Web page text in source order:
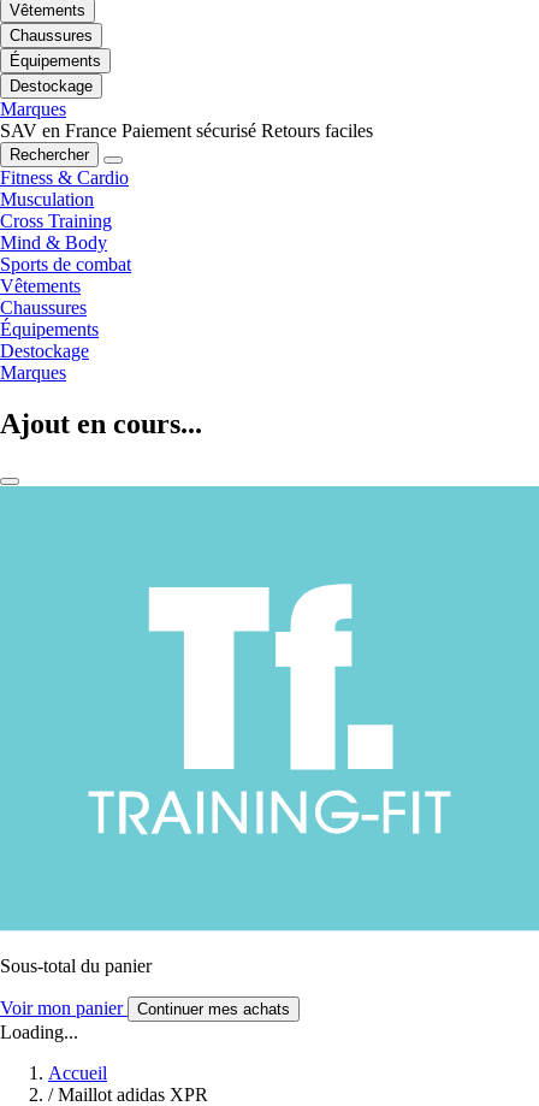
Vêtements
Chaussures
Équipements
Destockage
Marques
SAV en France Paiement sécurisé Retours faciles
Rechercher
Fitness & Cardio
Musculation
Cross Training
Mind & Body
Sports de combat
Vêtements
Chaussures
Équipements
Destockage
Marques
Ajout en cours...
Sous-total du panier
Voir mon panier Continuer mes achats
Loading...
Accueil
/ Maillot adidas XPR